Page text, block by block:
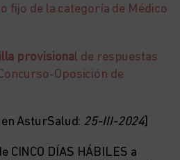
fijo de la categoría de Médico
provisional de respuestas
Oposición de
AsturSalud: 25-III-2024]
CINCO DÍAS HÁBILES a